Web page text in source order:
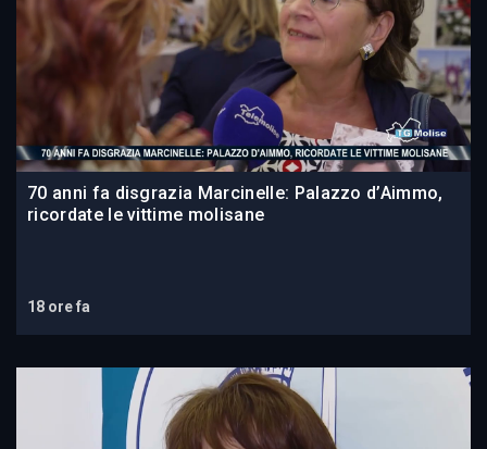
70 anni fa disgrazia Marcinelle: Palazzo d’Aimmo,
ricordate le vittime molisane
18 ore fa